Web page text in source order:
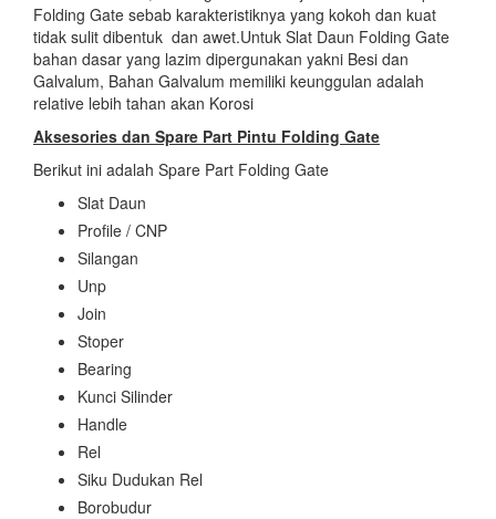
Folding Gate sebab karakteristiknya yang kokoh dan kuat
tidak sulit dibentuk dan awet.Untuk Slat Daun Folding Gate
bahan dasar yang lazim dipergunakan yakni Besi dan
Galvalum, Bahan Galvalum memiliki keunggulan adalah
relative lebih tahan akan Korosi
Aksesories dan Spare Part Pintu Folding Gate
Berikut ini adalah Spare Part Folding Gate
Slat Daun
Profile / CNP
Silangan
Unp
Join
Stoper
Bearing
Kunci Silinder
Handle
Rel
Siku Dudukan Rel
Borobudur